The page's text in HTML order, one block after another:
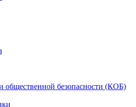
общественной безопасности (КОБ)